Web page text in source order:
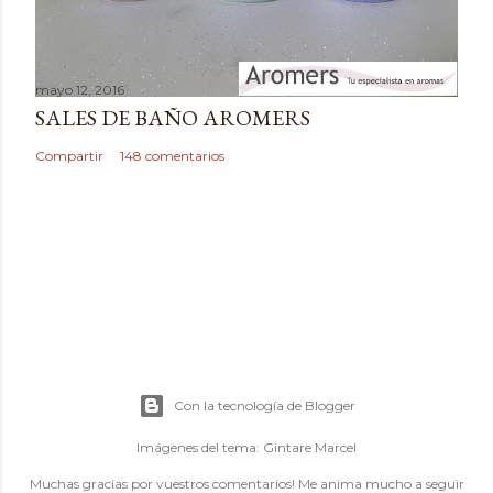
mayo 12, 2016
SALES DE BAÑO AROMERS
Compartir 148 comentarios
Con la tecnología de Blogger
Imágenes del tema: Gintare Marcel
Muchas gracias por vuestros comentarios! Me anima mucho a seguir